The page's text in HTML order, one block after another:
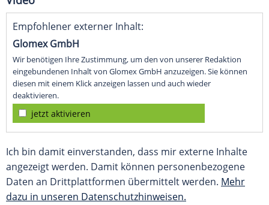
Empfohlener externer Inhalt:
Glomex GmbH
Wir benötigen Ihre Zustimmung, um den von unserer Redaktion
eingebundenen Inhalt von Glomex GmbH anzuzeigen. Sie können
diesen mit einem Klick anzeigen lassen und auch wieder
deaktivieren.
jetzt aktivieren
Ich bin damit einverstanden, dass mir externe Inhalte
angezeigt werden. Damit können personenbezogene
Daten an Drittplattformen übermittelt werden. Mehr
dazu in unseren Datenschutzhinweisen.